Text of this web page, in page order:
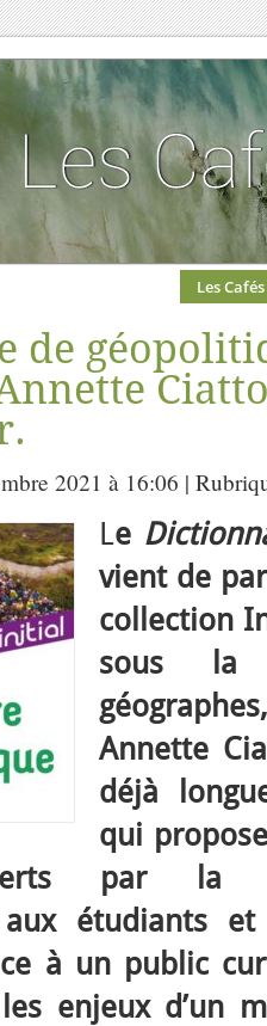
Les Cafés
de
2021 à 16:06 |
Le
vient de
collection
sous la
Annette
déjà
qui
par la
aux étudiants
à un public
enjeux d’un